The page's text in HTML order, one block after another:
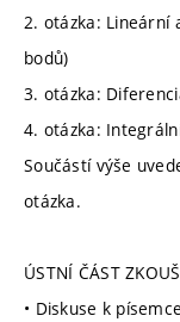
2. otázka: Lineární
bodů)
3. otázka:
4. otázka:
Součástí výše
otázka.
ÚSTNÍ ČÁST
• Diskuse k